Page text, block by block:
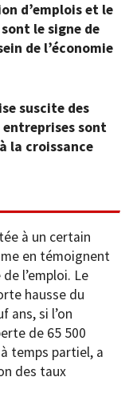
d’emplois et le
le signe de
de l’économie
suscite des
sont
la croissance
à un certain
en témoignent
l’emploi. Le
hausse du
ans, si l’on
de 65 500
temps partiel, a
des taux